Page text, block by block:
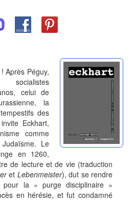
Péguy,
celui de
la
des
Eckhart,
comme
Le
en 1260,
de lecture et de vie (traduction
et Lebenmeister), dut se rendre
la « purge disciplinaire »
en hérésie, et fut condamné